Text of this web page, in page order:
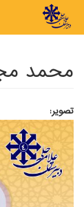
رفتن به محتوای اصلی
محمد
تصویر: